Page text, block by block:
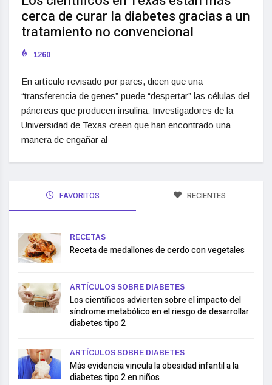
cerca de curar la diabetes gracias a un
tratamiento no convencional
1260
En artículo revisado por pares, dicen que una
“transferencia de genes” puede “despertar” las células del
páncreas que producen insulina. Investigadores de la
Universidad de Texas creen que han encontrado una
manera de engañar al
FAVORITOS RECIENTES
RECETAS
Receta de medallones de cerdo con vegetales
ARTÍCULOS SOBRE DIABETES
Los científicos advierten sobre el impacto del
síndrome metabólico en el riesgo de desarrollar
diabetes tipo 2
ARTÍCULOS SOBRE DIABETES
Más evidencia vincula la obesidad infantil a la
diabetes tipo 2 en niños